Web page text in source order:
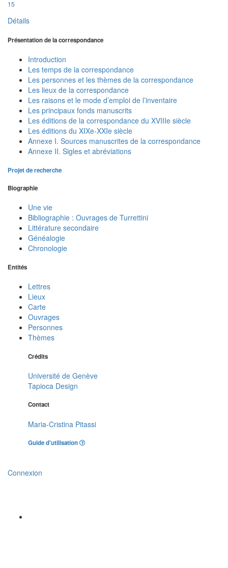
15
Détails
Présentation de la correspondance
Introduction
Les temps de la correspondance
Les personnes et les thèmes de la correspondance
Les lieux de la correspondance
Les raisons et le mode d’emploi de l’inventaire
Les principaux fonds manuscrits
Les éditions de la correspondance du XVIIIe siècle
Les éditions du XIXe-XXIe siècle
Annexe I. Sources manuscrites de la correspondance
Annexe II. Sigles et abréviations
Projet de recherche
Biographie
Une vie
Bibliographie : Ouvrages de Turrettini
Littérature secondaire
Généalogie
Chronologie
Entités
Lettres
Lieux
Carte
Ouvrages
Personnes
Thèmes
Crédits
Université de Genève
Tapioca Design
Contact
Maria-Cristina Pitassi
Guide d'utilisation
Connexion